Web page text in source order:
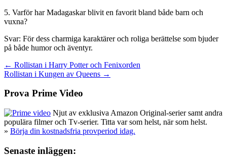
5. Varför har Madagaskar blivit en favorit bland både barn och
vuxna?
Svar: För dess charmiga karaktärer och roliga berättelse som bjuder
på både humor och äventyr.
Inläggsnavigering
← Rollistan i Harry Potter och Fenixorden
Rollistan i Kungen av Queens →
Prova Prime Video
Njut av exklusiva Amazon Original-serier samt andra
populära filmer och Tv-serier. Titta var som helst, när som helst.
» Börja din kostnadsfria provperiod idag.
Senaste inläggen: